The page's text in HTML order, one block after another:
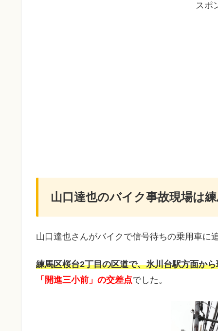
スポ
山口達也のバイク事故現場は
山口達也さんがバイクで信号待ちの乗用車に
練馬区桜台2丁目の区道で、氷川台駅方面か
「開進三小前」の交差点でした。